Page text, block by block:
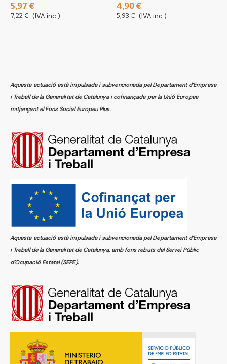
5,97 €
7,22 € (IVA inc.)
4,90 €
5,93 € (IVA inc.)
Aquesta actuació està impulsada i subvencionada pel Departament d’Empresa
i Treball de la Generalitat de Catalunya i cofinançada per la Unió Europea
mitjançant el Fons Social Europeu Plus.
Aquesta actuació està impulsada i subvencionada pel Departament d’Empresa
i Treball de la Generalitat de Catalunya, amb fons rebuts del Servei Públic
d’Ocupació Estatal (SEPE).